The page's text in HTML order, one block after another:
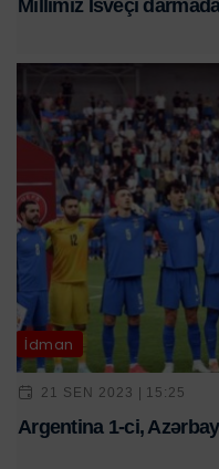
Millimiz İsveçi
İdman
21 SEN 2023 | 15:25
Argentina 1-ci,